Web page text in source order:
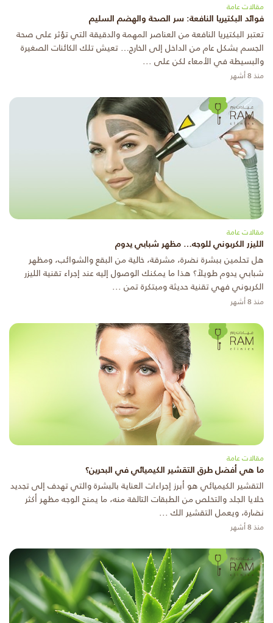
مقالات عامة
فوائد البكتيريا النافعة: سر الصحة والهضم السليم
تعتبر البكتيريا النافعة من العناصر المهمة والدقيقة التي تؤثر على صحة
الجسم بشكل عام من الداخل إلى الخارج… تعيش تلك الكائنات الصغيرة
والبسيطة في الأمعاء لكن على ...
منذ 8 أشهر
مقالات عامة
الليزر الكربوني للوجه… مظهر شبابي يدوم
هل تحلمين ببشرة نضرة، مشرقة، خالية من البقع والشوائب، ومظهر
شبابي يدوم طويلاً؟ هذا ما يمكنك الوصول إليه عند إجراء تقنية الليزر
الكربوني فهي تقنية حديثة ومبتكرة تمن ...
منذ 8 أشهر
مقالات عامة
ما هي أفضل طرق التقشير الكيميائي في البحرين؟
التقشير الكيميائي هو أبرز إجراءات العناية بالبشرة والتي تهدف إلى تجديد
خلايا الجلد والتخلص من الطبقات التالفة منه، ما يمنح الوجه مظهر أكثر
نضارة، ويعمل التقشير الك ...
منذ 8 أشهر